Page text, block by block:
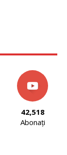
42,518
Abonați